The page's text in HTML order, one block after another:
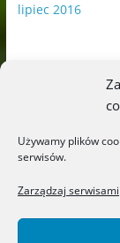
Używamy plików
serwisów.
Zarządzaj serwisami
lipiec 2016